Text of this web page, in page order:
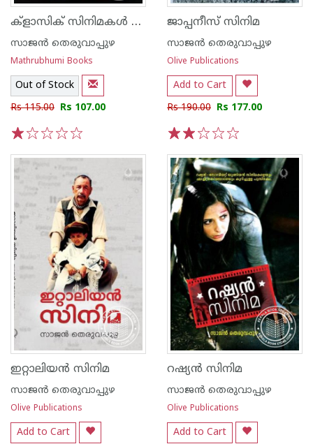
ക്‌ളാസിക് സിനിമകള്‍ കുട്ടികള്‍ക്ക്‌
സാജ‌ന്‍ തെരുവാപ്പുഴ
Mathrubhumi Books
Out of Stock
Rs 115.00 Rs 107.00
ജാപ്പനീസ് സിനിമ
സാജ‌ന്‍ തെരുവാപ്പുഴ
Olive Publications
Add to Cart
Rs 190.00 Rs 177.00
ഇറ്റാലിയ‌ന്‍ സിനിമ
സാജ‌ന്‍ തെരുവാപ്പുഴ
Olive Publications
Add to Cart
റഷ്യ‌ന്‍ സിനിമ
സാജ‌ന്‍ തെരുവാപ്പുഴ
Olive Publications
Add to Cart